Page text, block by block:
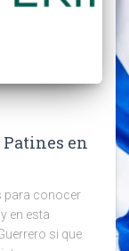
en
para conocer
en esta
si que